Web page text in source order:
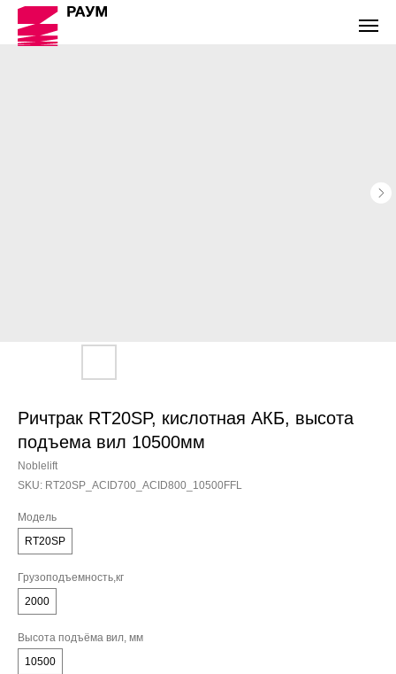
Ричтрак RT20SP, кислотная АКБ, высота
подъема вил 10500мм
Noblelift
SKU: RT20SP_ACID700_ACID800_10500FFL
Модель
RT20SP
Грузоподъемность,кг
2000
Высота подъёма вил, мм
10500